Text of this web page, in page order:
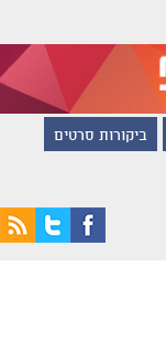
ביקורות סרטים